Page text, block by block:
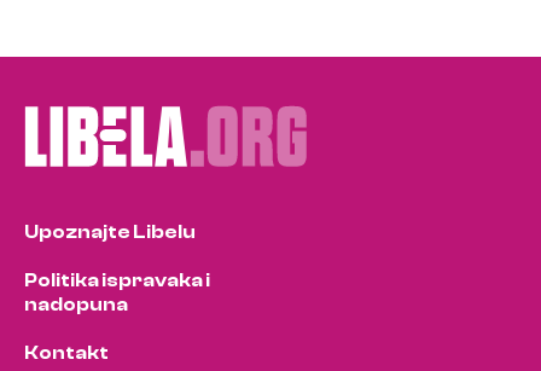
Upoznajte Libelu
Politika ispravaka i
nadopuna
Kontakt